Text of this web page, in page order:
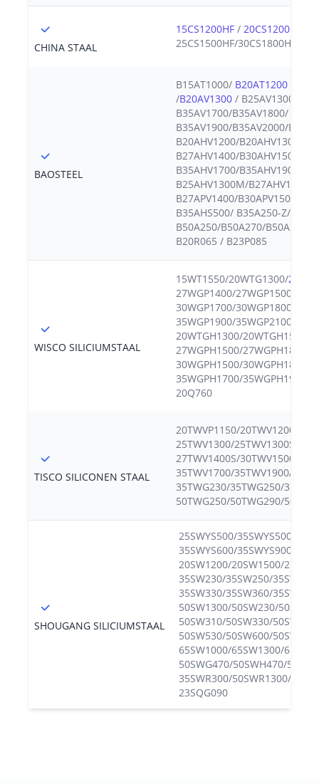
CHINA STAAL
15CS1200HF / 20CS1200HF
25CS1500HF/30CS1800HF
BAOSTEEL
B15AT1000/ B20AT1200
/B20AV1300 / B25AV1300/
B35AV1700/B35AV1800/
B35AV1900/B35AV2000/
B20AHV1200/B20AHV1300/
B27AHV1400/B30AHV1500/
B35AHV1700/B35AHV1900/
B25AHV1300M/
B27APV1400/B30APV1500/
B35AHS500/ B35A250-Z/
B50A250/B50A270/B50A290/
B20R065 / B23P085
WISCO SILICIUMSTAAL
15WT1550/20WTG1300/
27WGP1400/27WGP1500/
30WGP1700/30WGP1800/
35WGP1900/35WGP2100/
20WTGH1300/20WTGH1500/
27WGPH1500/27WGPH1800/
30WGPH1500/30WGPH1800/
35WGPH1700/35WGPH1900/
20Q760
TISCO SILICONEN STAAL
20TWVP1150/20TWV1200/
25TWV1300/25TWV1300S/
27TWV1400S/30TWV1500/
35TWV1700/35TWV1900/
35TWG230/35TWG250/
50TWG250/50TWG290/
SHOUGANG SILICIUMSTAAL
25SWYS500/35SWYS500/
35SWYS600/35SWYS900/
20SW1200/20SW1500/
35SW230/35SW250/
35SW330/35SW360/
50SW1300/50SW230/
50SW310/50SW330/
50SW530/50SW600/
65SW1000/65SW1300/
50SWG470/50SWH470/
35SWR300/50SWR1300/
23SQG090